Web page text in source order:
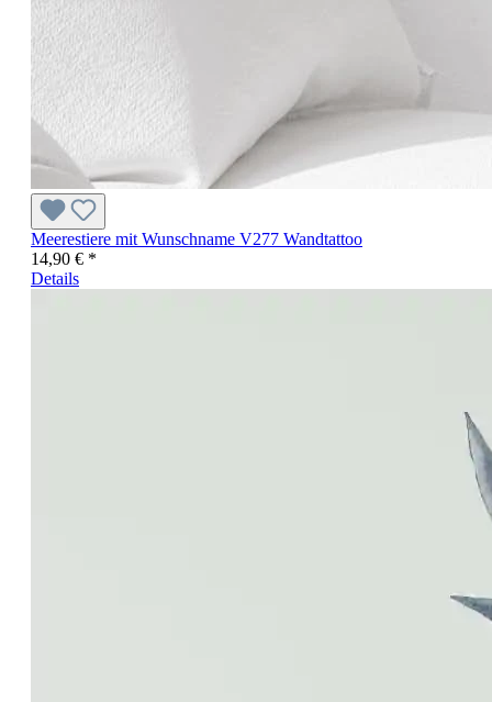
Meerestiere mit Wunschname V277 Wandtattoo
14,90 € *
Details